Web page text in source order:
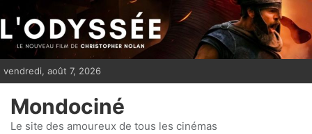
i
p
vendredi, août 7, 2026
Mondociné
Le site des amoureux de tous les cinémas